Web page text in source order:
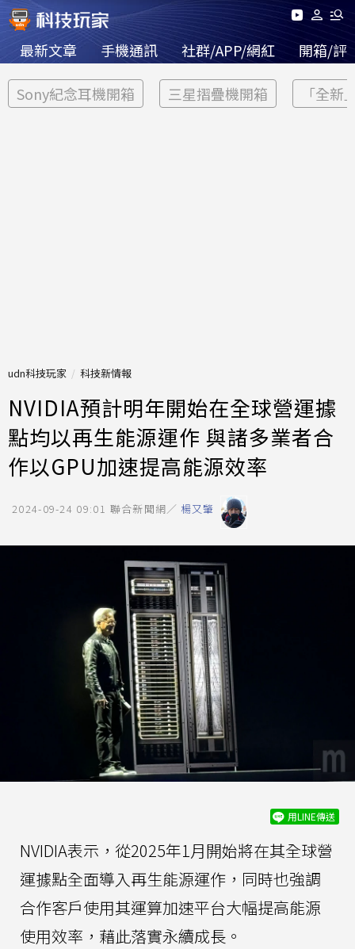
最新文章 手機通訊 社群/APP/網紅 開箱/評
Sony紀念耳機開箱 三星摺疊機開箱 「全新
udn科技玩家 科技新情報
NVIDIA預計明年開始在全球營運據
點均以再生能源運作 與諸多業者合
作以GPU加速提高能源效率
2024-09-24 09:01 聯合新聞網／ 楊又肇
用LINE傳送
NVIDIA表示，從2025年1月開始將在其全球營
運據點全面導入再生能源運作，同時也強調
合作客戶使用其運算加速平台大幅提高能源
使用效率，藉此落實永續成長。